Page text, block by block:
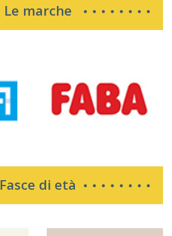
Le marche
Fasce di età